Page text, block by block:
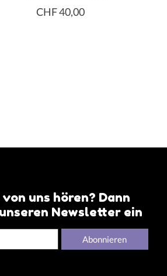
CHF 40,00
uns hören? Dann
Newsletter ein
Abonnieren